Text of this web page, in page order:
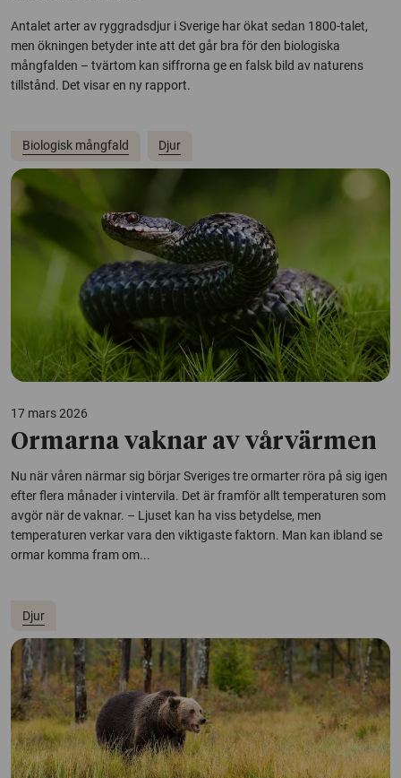
Antalet arter av ryggradsdjur i Sverige har ökat sedan 1800-talet,
men ökningen betyder inte att det går bra för den biologiska
mångfalden – tvärtom kan siffrorna ge en falsk bild av naturens
tillstånd. Det visar en ny rapport.
Biologisk mångfald Djur
17 mars 2026
Ormarna vaknar av vårvärmen
Nu när våren närmar sig börjar Sveriges tre ormarter röra på sig igen
efter flera månader i vintervila. Det är framför allt temperaturen som
avgör när de vaknar. – Ljuset kan ha viss betydelse, men
temperaturen verkar vara den viktigaste faktorn. Man kan ibland se
ormar komma fram om...
Djur